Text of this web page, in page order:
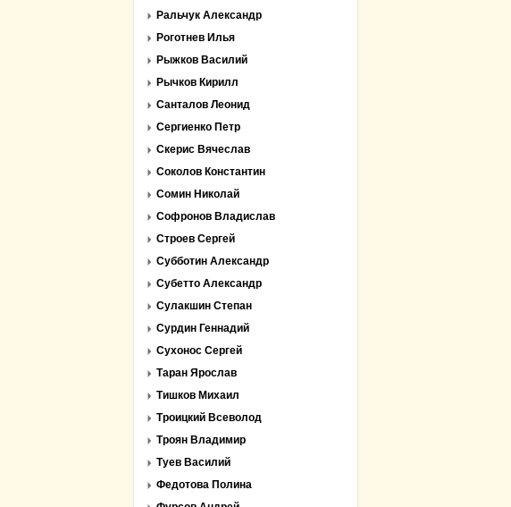
Ральчук Александр
Роготнев Илья
Рыжков Василий
Рычков Кирилл
Санталов Леонид
Сергиенко Петр
Скерис Вячеслав
Соколов Константин
Сомин Николай
Софронов Владислав
Строев Сергей
Субботин Александр
Субетто Александр
Сулакшин Степан
Сурдин Геннадий
Сухонос Сергей
Таран Ярослав
Тишков Михаил
Троицкий Всеволод
Троян Владимир
Туев Василий
Федотова Полина